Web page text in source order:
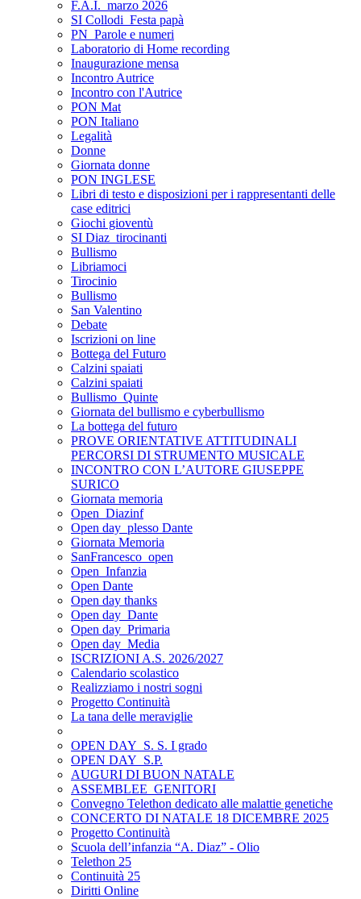
F.A.I._marzo 2026
SI Collodi_Festa papà
PN_Parole e numeri
Laboratorio di Home recording
Inaugurazione mensa
Incontro Autrice
Incontro con l'Autrice
PON Mat
PON Italiano
Legalità
Donne
Giornata donne
PON INGLESE
Libri di testo e disposizioni per i rappresentanti delle
case editrici
Giochi gioventù
SI Diaz_tirocinanti
Bullismo
Libriamoci
Tirocinio
Bullismo
San Valentino
Debate
Iscrizioni on line
Bottega del Futuro
Calzini spaiati
Calzini spaiati
Bullismo_Quinte
Giornata del bullismo e cyberbullismo
La bottega del futuro
PROVE ORIENTATIVE ATTITUDINALI
PERCORSI DI STRUMENTO MUSICALE
INCONTRO CON L’AUTORE GIUSEPPE
SURICO
Giornata memoria
Open_Diazinf
Open day_plesso Dante
Giornata Memoria
SanFrancesco_open
Open_Infanzia
Open Dante
Open day thanks
Open day_Dante
Open day_Primaria
Open day_Media
ISCRIZIONI A.S. 2026/2027
Calendario scolastico
Realizziamo i nostri sogni
Progetto Continuità
La tana delle meraviglie
OPEN DAY_S. S. I grado
OPEN DAY_S.P.
AUGURI DI BUON NATALE
ASSEMBLEE_GENITORI
Convegno Telethon dedicato alle malattie genetiche
CONCERTO DI NATALE 18 DICEMBRE 2025
Progetto Continuità
Scuola dell’infanzia “A. Diaz” - Olio
Telethon 25
Continuità 25
Diritti Online